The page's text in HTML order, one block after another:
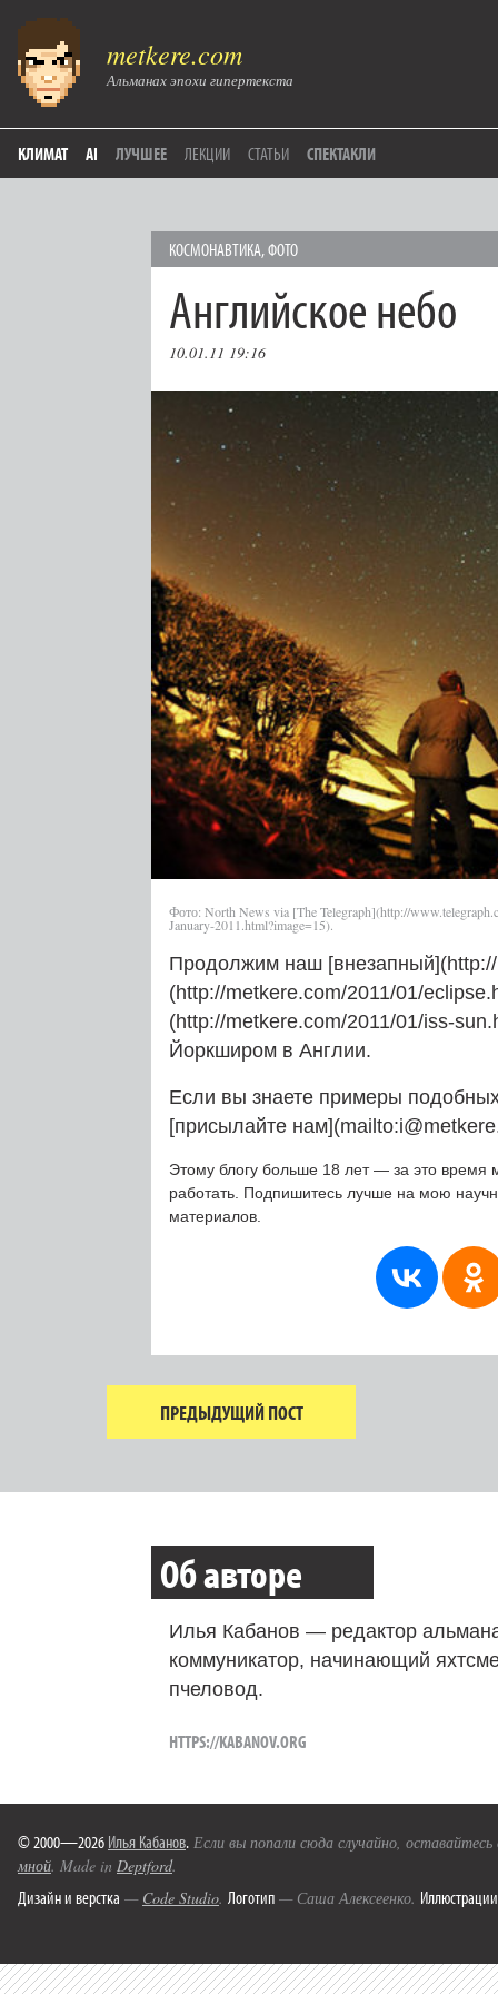
metkere.com
Альманах эпохи гипертекста
КЛИМАТ AI ЛУЧШЕЕ ЛЕКЦИИ СТАТЬИ СПЕКТАКЛИ
КОСМОНАВТИКА,ФОТО
Английское небо
10.01.11 19:16
Фото: North News via [The Telegraph](http://
January-2011.html?image=15).
Продолжим наш
(http://metkere.com/2011/01/
(http://metkere.com/2011/01/iss-
Йоркширом в Англии.
Если вы знаете примеры
[присылайте
Этому блогу больше 18 лет — за это время
работать. Подпишитесь лучше на мою
материалов.
ПРЕДЫДУЩИЙ ПОСТ
Об авторе
Илья Кабанов — редактор
коммуникатор, начинающий
пчеловод.
HTTPS://KABANOV.ORG
© 2000—2026 Илья Кабанов. Если вы попали сюда случайно,
мной. Made in Deptford.
Дизайн и верстка — Code Studio. Логотип — Саша Алексеенко. Иллюстрации